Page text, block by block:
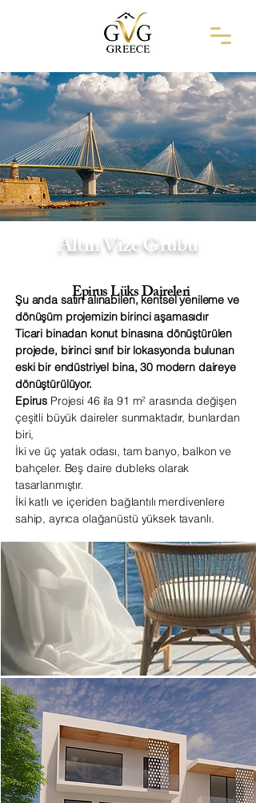
Altın Vize Grubu
Şu anda satın alınabilen, kentsel yenileme ve
dönüşüm projemizin birinci aşamasıdır
Ticari binadan konut binasına dönüştürülen
projede, birinci sınıf bir lokasyonda bulunan
eski bir endüstriyel bina, 30 modern daireye
dönüştürülüyor.
Epirus Projesi 46 ila 91 m² arasında değişen
çeşitli büyük daireler sunmaktadır, bunlardan
biri,
İki ve üç yatak odası, tam banyo, balkon ve
bahçeler. Beş daire dubleks olarak
tasarlanmıştır.
İki katlı ve içeriden bağlantılı merdivenlere
sahip, ayrıca olağanüstü yüksek tavanlı.
Epirus Lüks Daireleri